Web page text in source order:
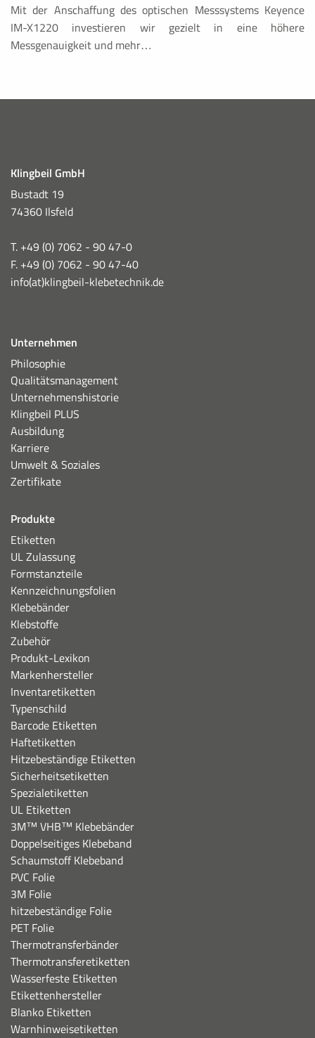
Mit der Anschaffung des optischen Messsystems Keyence
IM-X1220 investieren wir gezielt in eine höhere
Messgenauigkeit und mehr…
Klingbeil GmbH
Bustadt 19
74360 Ilsfeld
T. +49 (0) 7062 - 90 47-0
F. +49 (0) 7062 - 90 47-40
info(at)klingbeil-klebetechnik.de
Unternehmen
Philosophie
Qualitätsmanagement
Unternehmenshistorie
Klingbeil PLUS
Ausbildung
Karriere
Umwelt & Soziales
Zertifikate
Produkte
Etiketten
UL Zulassung
Formstanzteile
Kennzeichnungsfolien
Klebebänder
Klebstoffe
Zubehör
Produkt-Lexikon
Markenhersteller
Inventaretiketten
Typenschild
Barcode Etiketten
Haftetiketten
Hitzebeständige Etiketten
Sicherheitsetiketten
Spezialetiketten
UL Etiketten
3M™ VHB™ Klebebänder
Doppelseitiges Klebeband
Schaumstoff Klebeband
PVC Folie
3M Folie
hitzebeständige Folie
PET Folie
Thermotransferbänder
Thermotransferetiketten
Wasserfeste Etiketten
Etikettenhersteller
Blanko Etiketten
Warnhinweisetiketten